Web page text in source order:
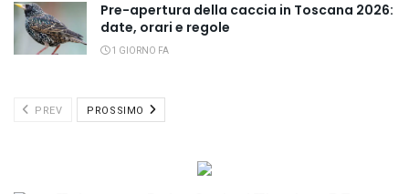
Pre-apertura della caccia in Toscana 2026:
date, orari e regole
1 GIORNO FA
PREV PROSSIMO